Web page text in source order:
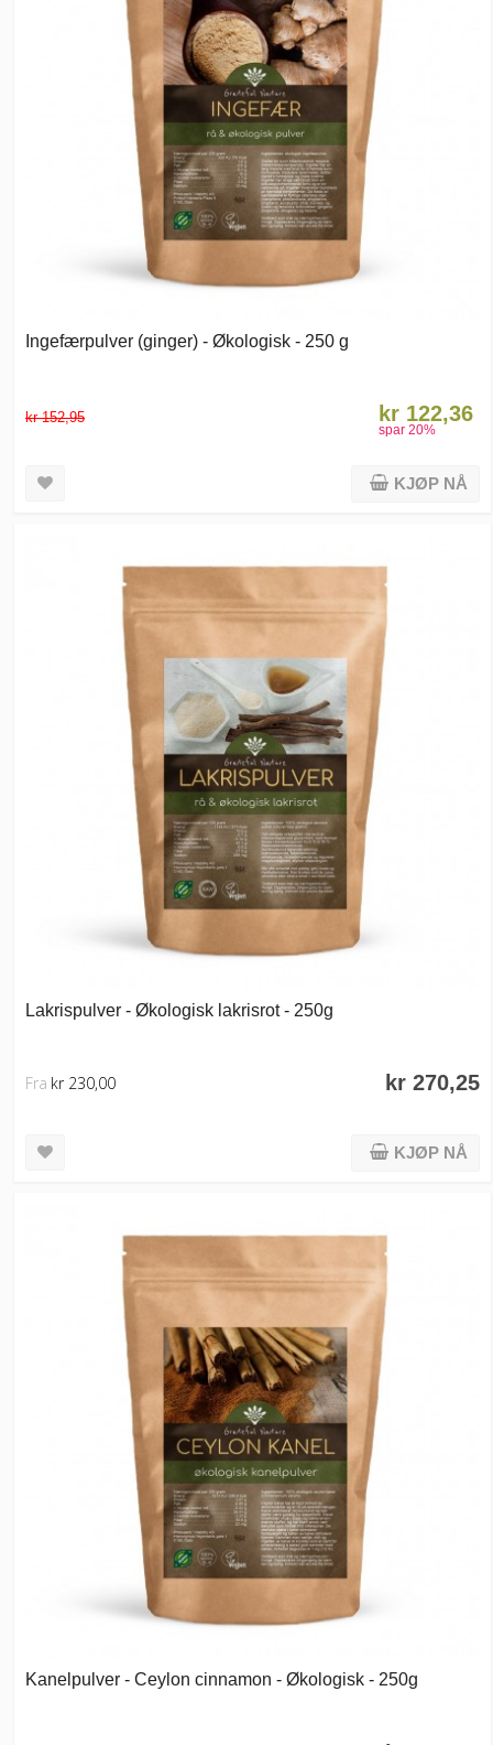
Ingefærpulver (ginger) - Økologisk - 250 g
kr 152,95 kr 122,36
spar 20%
KJØP NÅ
Lakrispulver - Økologisk lakrisrot - 250g
kr 270,25
Fra kr 230,00
KJØP NÅ
Kanelpulver - Ceylon cinnamon - Økologisk - 250g